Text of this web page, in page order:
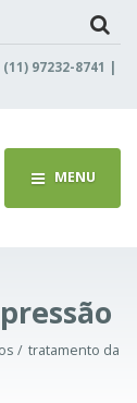
97232-8741 |
MENU
tratamento da